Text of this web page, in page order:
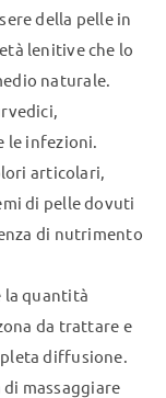
della pelle in
lenitive che lo
naturale.
le infezioni.
articolari,
di pelle dovuti
di nutrimento
la quantità
da trattare e
diffusione.
di massaggiare